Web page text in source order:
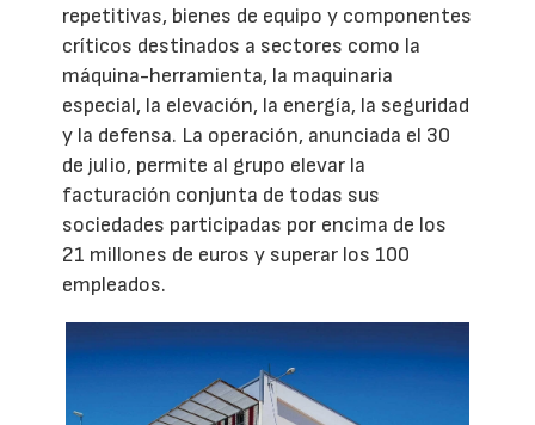
repetitivas, bienes de equipo y componentes
críticos destinados a sectores como la
máquina-herramienta, la maquinaria
especial, la elevación, la energía, la seguridad
y la defensa. La operación, anunciada el 30
de julio, permite al grupo elevar la
facturación conjunta de todas sus
sociedades participadas por encima de los
21 millones de euros y superar los 100
empleados.